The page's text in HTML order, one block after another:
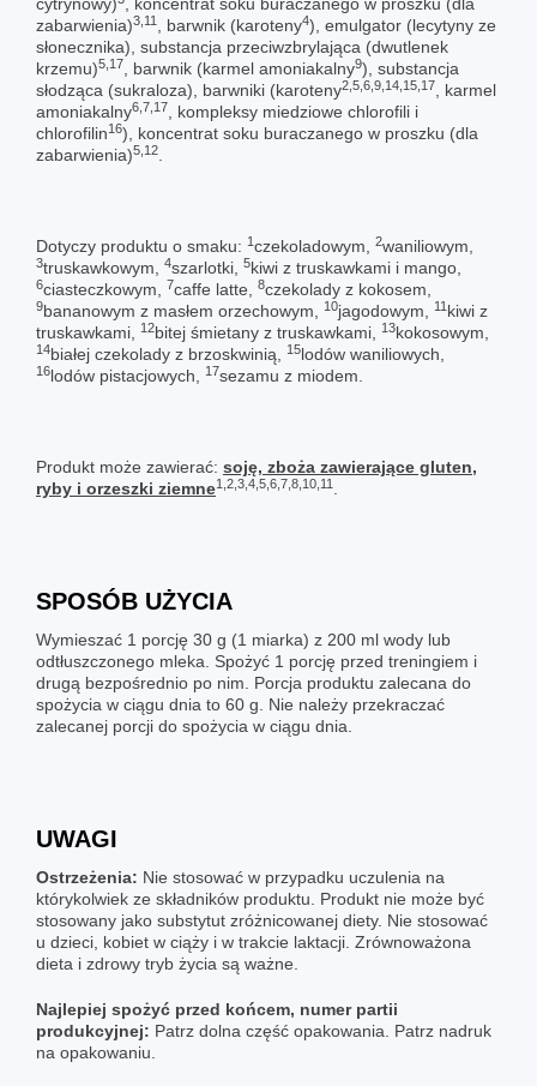
zabarwienia)3,11 , barwnik (karoteny4), emulgator (lecytyny ze
słonecznika), substancja przeciwzbrylająca (dwutlenek
krzemu)5,17 , barwnik (karmel amoniakalny9), substancja
słodząca (sukraloza), barwniki (karoteny2,5,6,9,14,15,17
, karmel
amoniakalny6,7,17
, kompleksy miedziowe chlorofili i
chlorofilin16), koncentrat soku buraczanego w proszku (dla
zabarwienia)5,12
Dotyczy produktu o smaku: 1czekoladowym, 2waniliowym,
3truskawkowym, 4szarlotki, 5kiwi z truskawkami i mango,
6ciasteczkowym, 7caffe latte, 8czekolady z kokosem,
9bananowym z masłem orzechowym, 10jagodowym, 11 kiwi z
truskawkami,
12bitej śmietany z truskawkami, 13kokosowym,
14białej czekolady z brzoskwinią, 15lodów waniliowych,
16lodów pistacjowych, 17sezamu z miodem.
Produkt może zawierać: soję, zboża zawierające gluten,
ryby i orzeszki ziemne1,2,3,4,5,6,7,8,10,11
SPOSÓB UŻYCIA
Wymieszać 1 porcję 30 g (1 miarka) z 200 ml wody lub
odtłuszczonego mleka. Spożyć 1 porcję przed treningiem i
drugą bezpośrednio po nim. Porcja produktu zalecana do
spożycia w ciągu dnia to 60 g. Nie należy przekraczać
zalecanej porcji do spożycia w ciągu dnia.
UWAGI
Ostrzeżenia: Nie stosować w przypadku uczulenia na
którykolwiek ze składników produktu. Produkt nie może być
stosowany jako substytut zróżnicowanej diety. Nie stosować
u dzieci, kobiet w ciąży i w trakcie laktacji. Zrównoważona
dieta i zdrowy tryb życia są ważne.
Najlepiej spożyć przed końcem, numer partii
produkcyjnej: Patrz dolna część opakowania. Patrz nadruk
na opakowaniu.